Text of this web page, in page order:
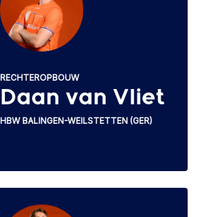
RECHTEROPBOUW
Daan van Vliet
HBW BALINGEN-WEILSTETTEN (GER)